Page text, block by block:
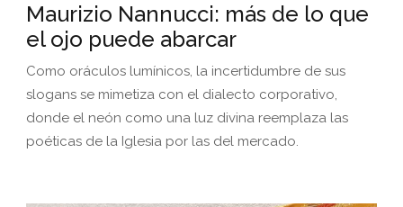
Maurizio Nannucci: más de lo que
el ojo puede abarcar
Como oráculos lumínicos, la incertidumbre de sus
slogans se mimetiza con el dialecto corporativo,
donde el neón como una luz divina reemplaza las
poéticas de la Iglesia por las del mercado.